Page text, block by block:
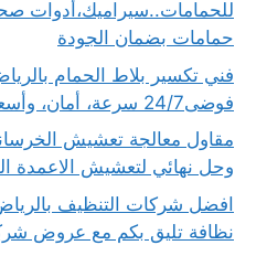
للحمامات..سيراميك،أدوات
حمامات بضمان الجودة
فني تكسير بلاط الحمام
فوضى24/7 سرعة، أمان، وأسعار مناسبة للجميع
وحل نهائي لتعشيش الاعمدة
نظافة تليق بكم مع عروض